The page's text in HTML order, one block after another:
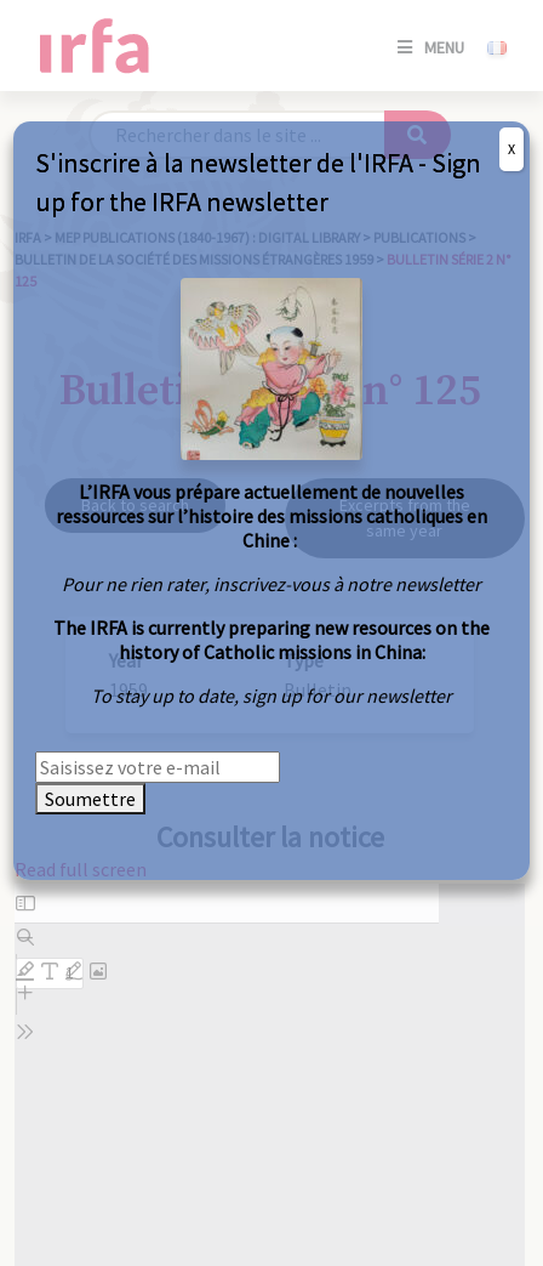
MENU
SE
/
IRFA > MEP PUBLICATIONS (1840-1967) : DIGITAL LIBRARY > PUBLICATIONS >
BULLETIN DE LA SOCIÉTÉ DES MISSIONS ÉTRANGÈRES 1959 > BULLETIN SÉRIE 2 N°
125
Bulletin série 2 n° 125
Back to search
Excerpts from the
same year
Year
1959
Type
Bulletin
Consulter la notice
Read full screen
Skip
to
PDF
content
S'inscrire à la newsletter de l'IRFA - Sign
up for the IRFA newsletter
L’IRFA vous prépare actuellement de nouvelles
ressources sur l’histoire des missions catholiques en
Chine :
Pour ne rien rater, inscrivez-vous à notre newsletter
The IRFA is currently preparing new resources on the
history of Catholic missions in China:
To stay up to date, sign up for our newsletter
Soumettre
X